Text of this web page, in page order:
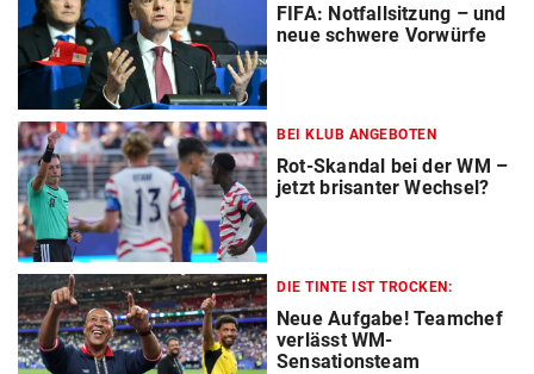
FIFA: Notfallsitzung – und
neue schwere Vorwürfe
BEI KLUB ANGEBOTEN
Rot-Skandal bei der WM –
jetzt brisanter Wechsel?
DIE TINTE IST TROCKEN:
Neue Aufgabe! Teamchef
verlässt WM-
Sensationsteam